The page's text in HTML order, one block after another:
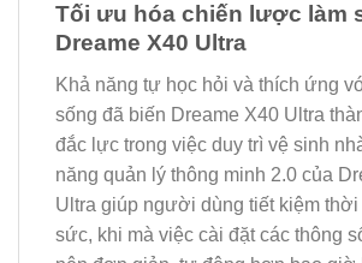
Tối ưu hóa chiến lược làm
Dreame X40 Ultra
Khả năng tự học hỏi và thích ứng
sống đã biến Dreame X40 Ultra
đắc lực trong việc duy trì vệ sinh
năng quản lý thông minh 2.0 của
Ultra giúp người dùng tiết kiệm thời
sức, khi mà việc cài đặt các thông